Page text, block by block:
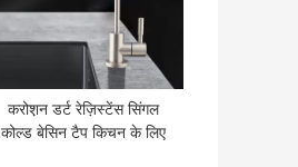
करोश़न डर्ट रेज़िस्टेंस सिंगल
कोल्ड बेसिन टैप किचन के लिए